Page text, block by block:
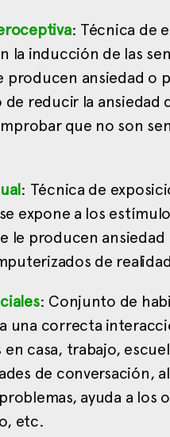
: Técnica de
la inducción de las
producen ansiedad o
reducir la ansiedad
que no son
: Técnica de
expone a los
le producen ansiedad
de
: Conjunto de
una correcta
en casa, trabajo,
de conversación,
ayuda a los
etc.